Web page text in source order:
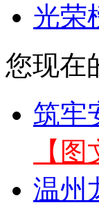
光荣
您现在
筑牢
【图
温州